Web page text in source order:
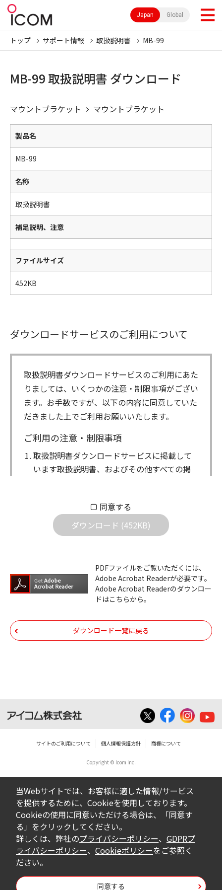
Japan Global
トップ サポート情報 取扱説明書 MB-99
MB-99 取扱説明書 ダウンロード
マウントブラケット マウントブラケット
製品名
MB-99
名称
取扱説明書
補足説明、注意
ファイルサイズ
452KB
ダウンロードサービスのご利用について
取扱説明書ダウンロードサービスのご利用にあた
りましては、いくつかの注意・制限事項がござい
ます。お手数ですが、以下の内容に同意していた
だきました上でご利用お願いいたします。
ご利用の注意・制限事項
取扱説明書ダウンロードサービスに掲載して
います取扱説明書、およびその他すべての掲
属します。ダウンロードした取扱説明書は、
個人が本来の目的でご使用されることは可能
ですが、権利者の許諾を得ることなく、以下
ダウンロードした取扱説明書は、複製、賃
貸、改変、公衆送信、または公衆送信可能
化することはできません。
いは無償を問わず、第三者に譲渡あるいは
使用させる事ができません。
ダウンロードした取扱説明書等に使用され
の転用は一切出来ません。
ダウンロードした取扱説明書およびその他す
べての掲載物の変更は一切行わないでくださ
い。お客様による内容の変更により、何らか
の欠陥が生じたとしても、弊社では一切の保
証をいたしません。また、内容の変更の結
果、万一お客様に損害が生じたとしても、弊
社及び販売店等は一切の責任を負いません。
掲載の取扱説明書等は、製品発売当時の内容
になっております。内容において、法律、仕
同意する
ダウンロード (452KB)
PDFファイルをご覧いただくには、
Adobe Acrobat Readerが必要です。
Adobe Acrobat Readerのダウンロー
ドはこちらから。
ダウンロード一覧に戻る
サイトのご利用について 個人情報保護方針 商標について
Copyright © Icom Inc.
当Webサイトでは、お客様に適した情報/サービス
を提供するために、Cookieを使用しております。
Cookieの使用に同意いただける場合は、「同意す
る」をクリックしてください。
詳しくは、弊社のプライバシーポリシー、 GDPRプ
ライバシーポリシー、 Cookieポリシーをご参照く
ださい。
同意する